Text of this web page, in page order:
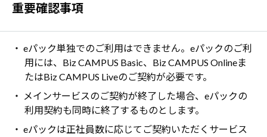
重要確認事項
・ eパック単独でのご利用はできません。eパックのご利
用には、Biz CAMPUS Basic、Biz CAMPUS Onlineま
たはBiz CAMPUS Liveのご契約が必要です。
・ メインサービスのご契約が終了した場合、eパックの
利用契約も同時に終了するものとします。
・ eパックは正社員数に応じてご契約いただくサービス